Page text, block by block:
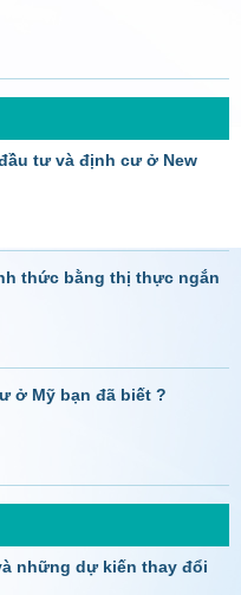
tư và định cư ở New
thức bằng thị thực ngắn
ở Mỹ bạn đã biết ?
những dự kiến thay đổi